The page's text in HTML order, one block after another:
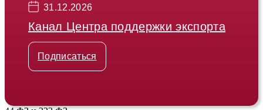
31.12.2026
Канал Центра поддержки экспорта
Подписаться